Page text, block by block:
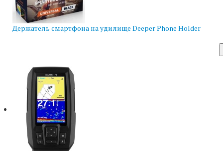
Держатель смартфона на удилище Deeper Phone Holder